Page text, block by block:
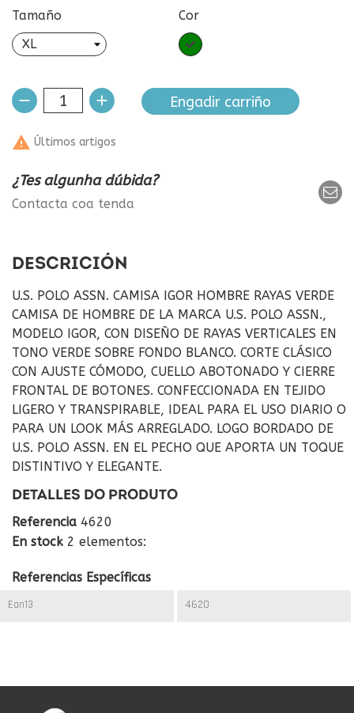
Tamaño Cor
Verde
Engadir carriño
 Últimos artigos
¿Tes algunha dúbida?
Contacta coa tenda
DESCRICIÓN
U.S. POLO ASSN. CAMISA IGOR HOMBRE RAYAS VERDE
CAMISA DE HOMBRE DE LA MARCA U.S. POLO ASSN.,
MODELO IGOR, CON DISEÑO DE RAYAS VERTICALES EN
TONO VERDE SOBRE FONDO BLANCO. CORTE CLÁSICO
CON AJUSTE CÓMODO, CUELLO ABOTONADO Y CIERRE
FRONTAL DE BOTONES. CONFECCIONADA EN TEJIDO
LIGERO Y TRANSPIRABLE, IDEAL PARA EL USO DIARIO O
PARA UN LOOK MÁS ARREGLADO. LOGO BORDADO DE
U.S. POLO ASSN. EN EL PECHO QUE APORTA UN TOQUE
DISTINTIVO Y ELEGANTE.
DETALLES DO PRODUTO
Referencia 4620
En stock 2 elementos:
Referencias Específicas
Ean13 4620